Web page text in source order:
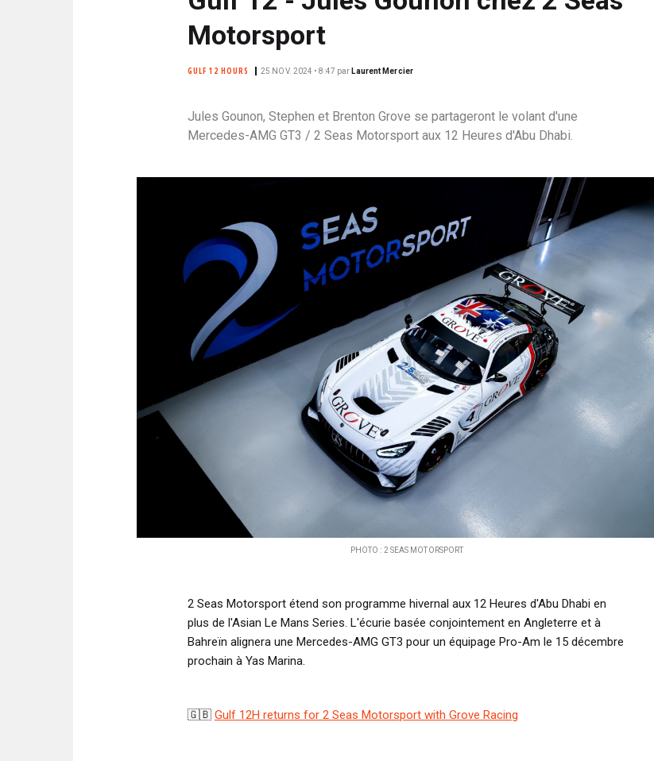
Motorsport
GULF 12 HOURS 25 NOV. 2024 • 8:47 par Laurent Mercier
Jules Gounon, Stephen et Brenton Grove se partageront le volant d'une
Mercedes-AMG GT3 / 2 Seas Motorsport aux 12 Heures d'Abu Dhabi.
PHOTO : 2 SEAS MOTORSPORT
2 Seas Motorsport étend son programme hivernal aux 12 Heures d'Abu Dhabi en
plus de l'Asian Le Mans Series. L'écurie basée conjointement en Angleterre et à
Bahreïn alignera une Mercedes-AMG GT3 pour un équipage Pro-Am le 15 décembre
prochain à Yas Marina.
🇬🇧 Gulf 12H returns for 2 Seas Motorsport with Grove Racing